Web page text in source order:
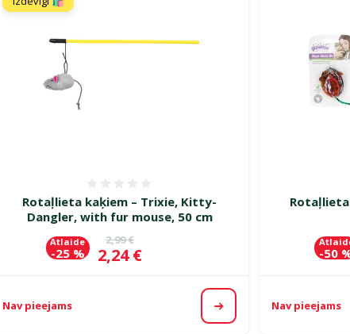
Rotaļlieta kaķiem – Trixie, Kitty-
Dangler, with fur mouse, 50 cm
Oriģinālā cena
2,99 €
Cena
2,24 €
Atlaide
-25 %
Nav pieejams Apskatīt
Rotaļlieta
-50
Nav pieejams